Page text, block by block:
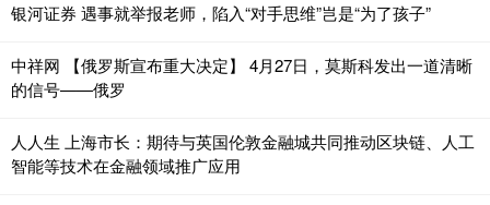
银河证券 遇事就举报老师，陷入“对手思维”岂是“为了孩子”
中祥网 【俄罗斯宣布重大决定】 4月27日，莫斯科发出一道清晰
的信号——俄罗
人人生 上海市长：期待与英国伦敦金融城共同推动区块链、人工
智能等技术在金融领域推广应用